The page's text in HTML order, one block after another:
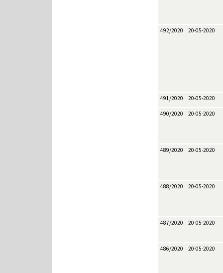
492/2020 20-05-2020
491/2020 20-05-2020
490/2020 20-05-2020
489/2020 20-05-2020
488/2020 20-05-2020
487/2020 20-05-2020
486/2020 20-05-2020